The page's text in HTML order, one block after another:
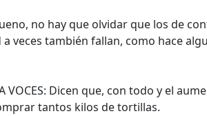
no hay que olvidar que los de
veces también fallan, como hace
A VOCES: Dicen que, con todo y el
tantos kilos de tortillas.